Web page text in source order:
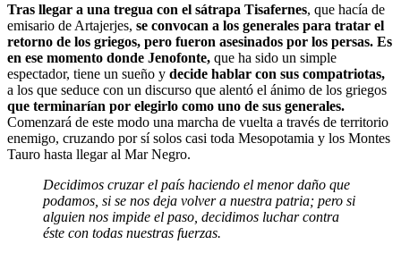
Tras llegar a una tregua con el sátrapa Tisafernes, que hacía de
emisario de Artajerjes, se convocan a los generales para tratar el
retorno de los griegos, pero fueron asesinados por los persas. Es
en ese momento donde Jenofonte, que ha sido un simple
espectador, tiene un sueño y decide hablar con sus compatriotas,
a los que seduce con un discurso que alentó el ánimo de los griegos
que terminarían por elegirlo como uno de sus generales.
Comenzará de este modo una marcha de vuelta a través de territorio
enemigo, cruzando por sí solos casi toda Mesopotamia y los Montes
Tauro hasta llegar al Mar Negro.
Decidimos cruzar el país haciendo el menor daño que
podamos, si se nos deja volver a nuestra patria; pero si
alguien nos impide el paso, decidimos luchar contra
éste con todas nuestras fuerzas.